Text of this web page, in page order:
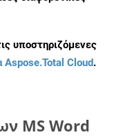
υποστηριζόμενες
Aspose.Total Cloud.
MS Word